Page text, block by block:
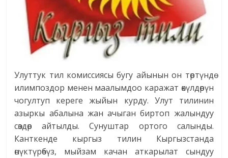
Улуттук тил комиссиясы бугу айынын он төртүндө
илимпоздор менен маалымдоо каражат өкүлдөрүн
чогултуп кереге жыйын курду. Улут тилинин
азыркы абалына жан ачыган биртоп жалындуу
сөздөр айтылды. Сунуштар ортого салынды.
Канткенде кыргыз тилин Кыргызстанда
өнүктүрөбүз, мыйзам качан аткарылат сындуу